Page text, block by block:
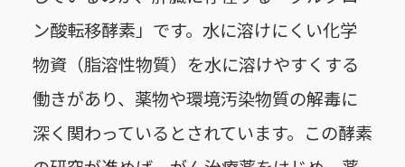
ン酸転移酵素」です。水に溶けにくい化学
物資（脂溶性物質）を水に溶けやすくする
働きがあり、薬物や環境汚染物質の解毒に
深く関わっているとされています。この酵素